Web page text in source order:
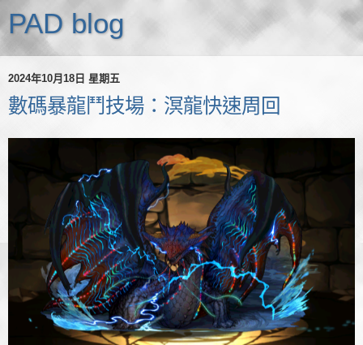
PAD blog
2024年10月18日 星期五
數碼暴龍鬥技場：溟龍快速周回